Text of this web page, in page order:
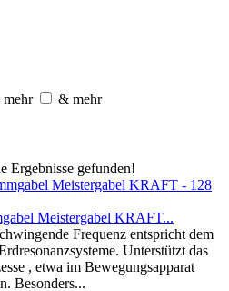
& mehr
Ergebnisse gefunden!
Meistergabel KRAFT...
Frequenz entspricht dem
Unterstützt das
, etwa im Bewegungsapparat
Besonders...